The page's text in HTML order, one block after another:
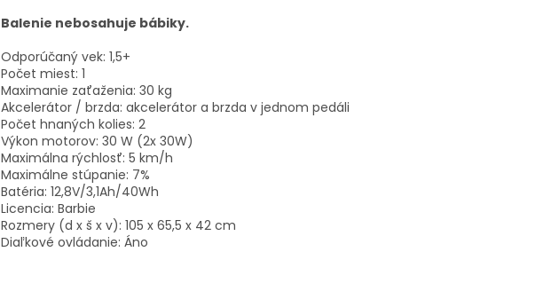
Balenie nebosahuje bábiky.
Odporúčaný vek: 1,5+
Počet miest: 1
Maximanie zaťaženia: 30 kg
Akcelerátor / brzda: akcelerátor a brzda v jednom pedáli
Počet hnaných kolies: 2
Výkon motorov: 30 W (2x 30W)
Maximálna rýchlosť: 5 km/h
Maximálne stúpanie: 7%
Batéria: 12,8V/3,1Ah/40Wh
Licencia: Barbie
Rozmery (d x š x v): 105 x 65,5 x 42 cm
Diaľkové ovládanie: Áno